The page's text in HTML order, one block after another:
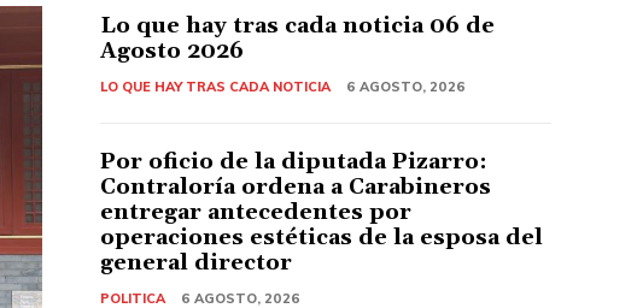
Lo que hay tras cada noticia 06 de
Agosto 2026
LO QUE HAY TRAS CADA NOTICIA 6 AGOSTO, 2026
Por oficio de la diputada Pizarro:
Contraloría ordena a Carabineros
entregar antecedentes por
operaciones estéticas de la esposa del
general director
POLITICA 6 AGOSTO, 2026